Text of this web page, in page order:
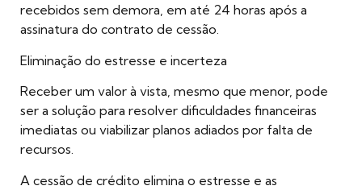
recebidos sem demora, em até 24 horas após a
assinatura do contrato de cessão.
Eliminação do estresse e incerteza
Receber um valor à vista, mesmo que menor, pode
ser a solução para resolver dificuldades financeiras
imediatas ou viabilizar planos adiados por falta de
recursos.
A cessão de crédito elimina o estresse e as